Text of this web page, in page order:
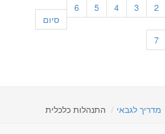
2
3
4
5
6
7
סיום
מדריך לגבאי התנהלות כלכלית